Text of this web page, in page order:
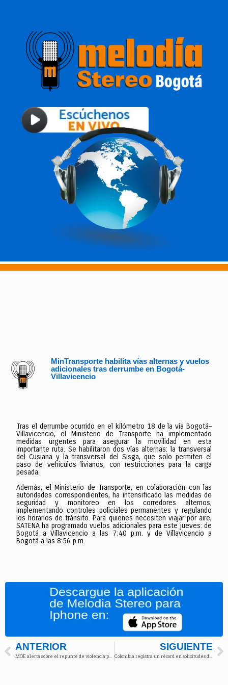
MinTransporte habilita vías alternas y vuelos
adicionales tras derrumbe en Bogotá-
Villavicencio
Tras el derrumbe ocurrido en el kilómetro 18 de la vía Bogotá–
Villavicencio, el Ministerio de Transporte ha implementado
medidas urgentes para asegurar la movilidad en esta
importante ruta. Se habilitaron dos vías alternas: la transversal
del Cusiana y la transversal del Sisga, que solo permiten el
paso de vehículos livianos, con restricciones para la carga
pesada.
Además, el Ministerio de Transporte, en colaboración con las
autoridades correspondientes, ha intensificado las medidas de
seguridad y monitoreo en los corredores alternos,
implementando controles policiales permanentes y regulando
los horarios de tránsito. Para quienes necesiten viajar por aire,
SATENA ha programado vuelos adicionales para este jueves: de
Bogotá a Villavicencio a las 7:40 p.m. y de Villavicencio a
Bogotá a las 8:56 p.m.
ANTERIOR SIGUIENTE